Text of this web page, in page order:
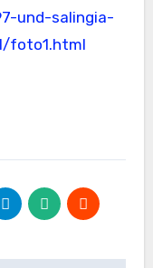
und-salingia-
foto1.html